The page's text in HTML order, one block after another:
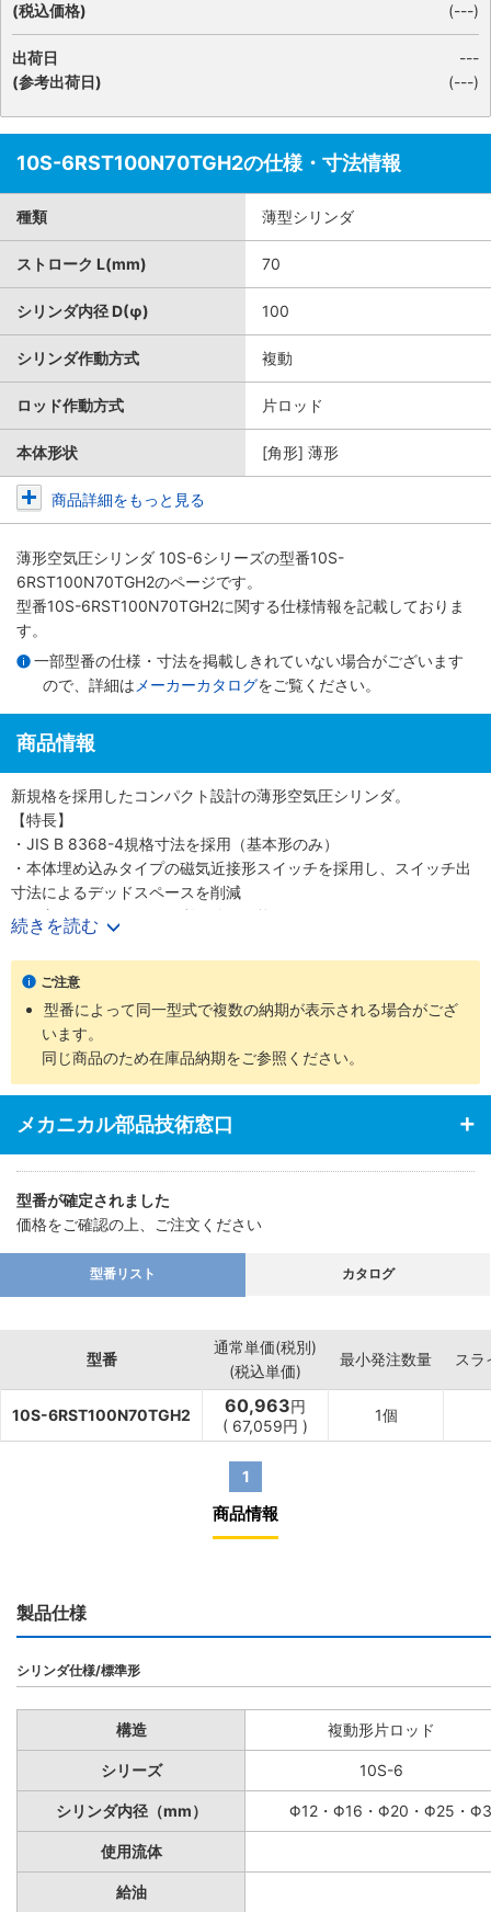
(税込価格)
(---)
出荷日
(参考出荷日)
---
(---)
10S-6RST100N70TGH2の仕様・寸法情報
種類 薄型シリンダ
ストローク L(mm) 70
シリンダ内径 D(φ) 100
シリンダ作動方式 複動
ロッド作動方式 片ロッド
本体形状 [角形] 薄形
商品詳細をもっと見る
薄形空気圧シリンダ 10S-6シリーズの型番10S-
6RST100N70TGH2のページです。
型番10S-6RST100N70TGH2に関する仕様情報を記載しておりま
す。
一部型番の仕様・寸法を掲載しきれていない場合がございます
ので、詳細は メーカーカタログをご覧ください。
商品情報
新規格を採用したコンパクト設計の薄形空気圧シリンダ。
【特長】
・JIS B 8368-4規格寸法を採用（基本形のみ）
・本体埋め込みタイプの磁気近接形スイッチを採用し、スイッチ出
寸法によるデッドスペースを削減
・保守メンテナンスに便利な分解可能形
・ロッド先端部仕様は、めねじ、おねじの2タイプを用意
・支持金具の種類、ロッド先端部の付属品など豊富に揃え幅広い用
途に対応
続きを読む
ご注意
型番によって同一型式で複数の納期が表示される場合がござ
います。
同じ商品のため在庫品納期をご参照ください。
メカニカル部品技術窓口
型番が確定されました
価格をご確認の上、ご注文ください
型番リスト カタログ
型番
通常単価(税別)
(税込単価)
最小発注数量 スラ
10S-6RST100N70TGH2 60,963円
( 67,059円 )
1個
1
商品情報
製品仕様
シリンダ仕様/標準形
構造 複動形片ロッド
シリーズ 10S-6
シリンダ内径（mm） Φ12・Φ16・Φ20・Φ25・
使用流体
給油